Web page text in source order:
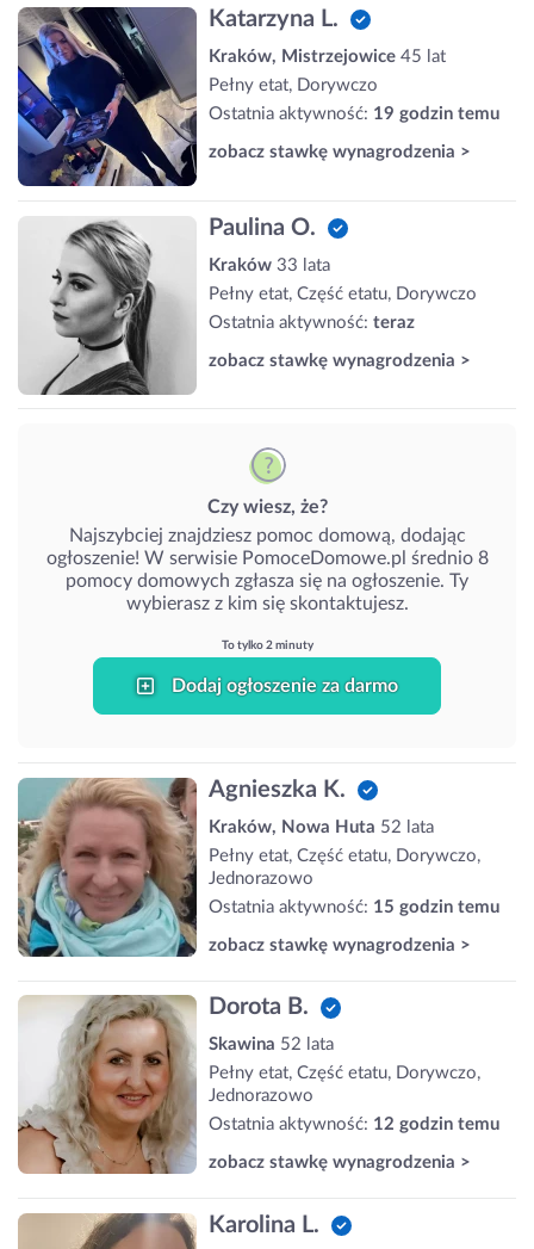
Katarzyna L.
Kraków, Mistrzejowice 45 lat
Pełny etat, Dorywczo
Ostatnia aktywność: 19 godzin temu
zobacz stawkę wynagrodzenia >
Paulina O.
Kraków 33 lata
Pełny etat, Część etatu, Dorywczo
Ostatnia aktywność: teraz
zobacz stawkę wynagrodzenia >
Czy wiesz, że?
Najszybciej znajdziesz pomoc domową, dodając
ogłoszenie! W serwisie PomoceDomowe.pl średnio 8
pomocy domowych zgłasza się na ogłoszenie. Ty
wybierasz z kim się skontaktujesz.
To tylko 2 minuty
Dodaj ogłoszenie za darmo
Agnieszka K.
Kraków, Nowa Huta 52 lata
Pełny etat, Część etatu, Dorywczo,
Jednorazowo
Ostatnia aktywność: 15 godzin temu
zobacz stawkę wynagrodzenia >
Dorota B.
Skawina 52 lata
Pełny etat, Część etatu, Dorywczo,
Jednorazowo
Ostatnia aktywność: 12 godzin temu
zobacz stawkę wynagrodzenia >
Karolina L.